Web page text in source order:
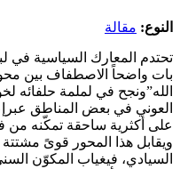
النوع: مقالة
تحتدم المعارك السياسية في
بات واضحاً الاصطفاف بين
الله”ونجح في لملمة حلفائه
العوني في بعض المناطق
على أكثرية ساحقة تمكّنه من
ويقابل هذا المحور قوىً
السيادي، فيغياب المكوّن